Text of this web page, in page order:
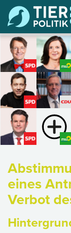
eines
Verbot